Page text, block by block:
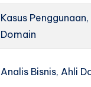
Kasus Penggunaan,
Domain
Analis Bisnis, Ahli